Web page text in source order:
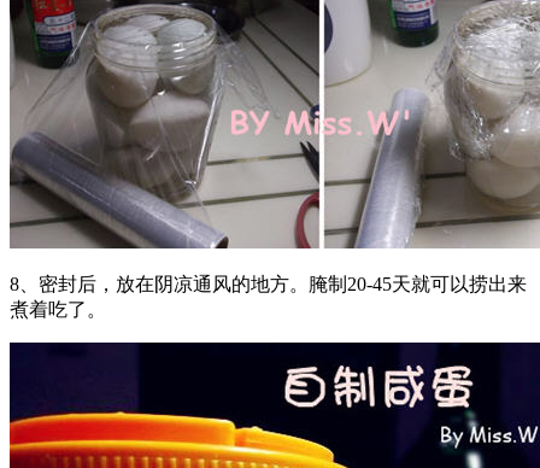
8、密封后，放在阴凉通风的地方。腌制20-45天就可以捞出来
煮着吃了。